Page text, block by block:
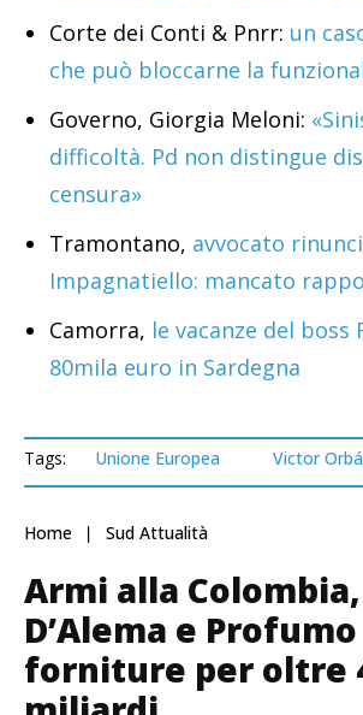
Corte dei Conti & Pnrr: un
che può bloccarne la
Governo, Giorgia Meloni:
difficoltà. Pd non distingue
censura»
Tramontano, avvocato
Impagnatiello: mancato
Camorra, le vacanze del boss
80mila euro in Sardegna
Tags: Unione Europea Victor
Home Sud Attualità
Armi alla
D’Alema e
forniture per oltre